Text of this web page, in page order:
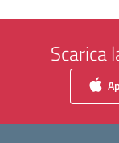
Scarica